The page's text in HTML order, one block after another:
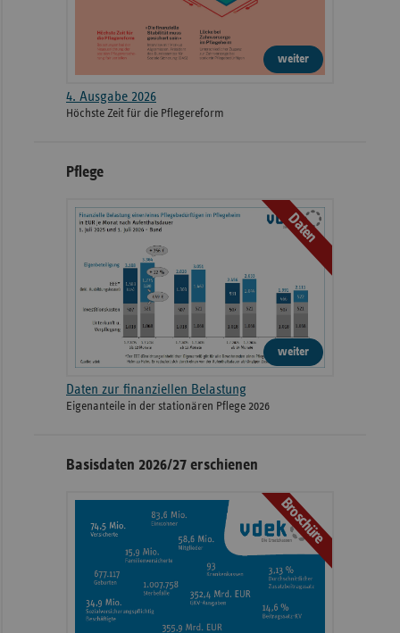
weiter
4. Ausgabe 2026
Höchste Zeit für die Pflegereform
Pflege
Daten
weiter
Daten zur finanziellen Belastung
Eigenanteile in der stationären Pflege 2026
Basisdaten 2026/27 erschienen
Broschüre